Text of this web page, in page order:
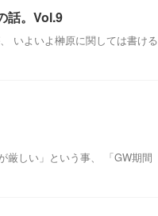
話。Vol.9
いよいよ榊原に関しては書ける
厳しい」という事、 「GW期間